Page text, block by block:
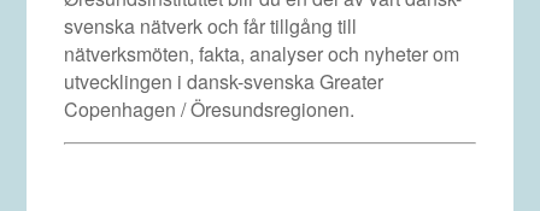
svenska nätverk och får tillgång till
nätverksmöten, fakta, analyser och nyheter om
utvecklingen i dansk-svenska Greater
Copenhagen / Öresundsregionen.